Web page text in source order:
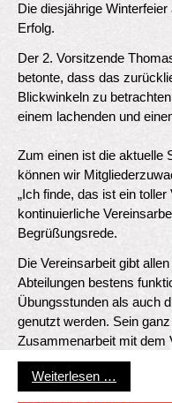
Die diesjährige
Erfolg.
Der 2. Vorsitzende
betonte, dass das
Blickwinkeln zu
einem lachenden und
Zum einen ist die aktuelle
können wir
„Ich finde, das ist ein
kontinuierliche
Begrüßungsrede.
Die Vereinsarbeit gibt
Abteilungen bestens
Übungsstunden als auch
genutzt werden. Sein
Zusammenarbeit mit dem
Weiterlesen …